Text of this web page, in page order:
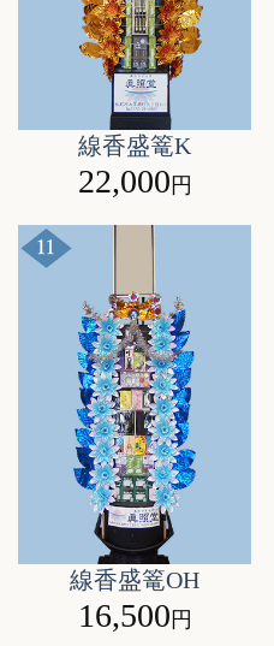
線香盛篭K
22,000円
線香盛篭OH
16,500 円